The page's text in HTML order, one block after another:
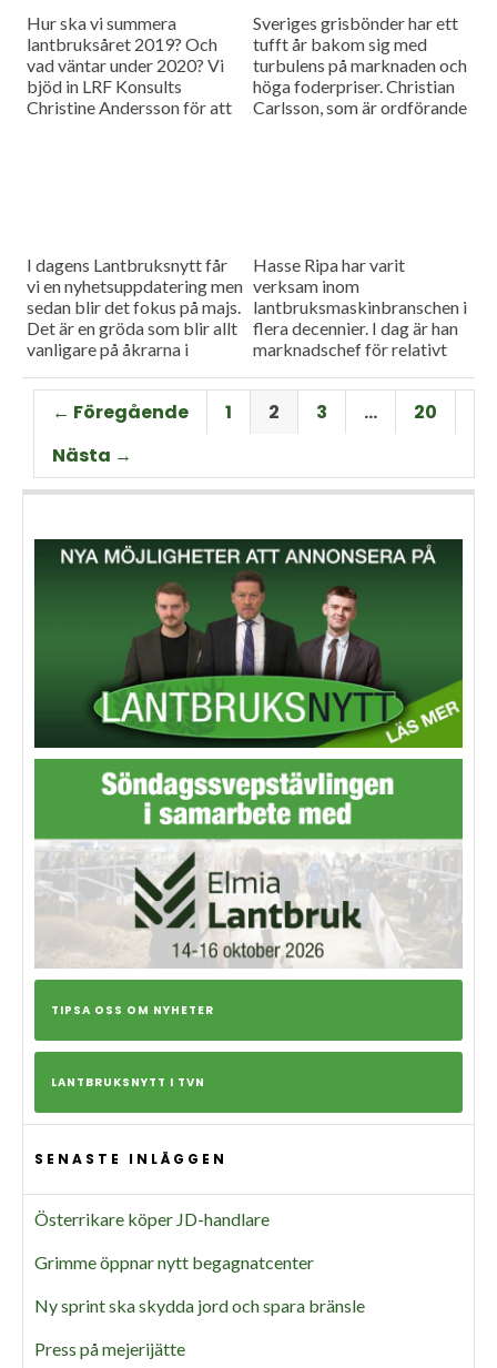
Hur ska vi summera
lantbruksåret 2019? Och
vad väntar under 2020? Vi
bjöd in LRF Konsults
Christine Andersson för att
Sveriges grisbönder har ett
tufft år bakom sig med
turbulens på marknaden och
höga foderpriser. Christian
Carlsson, som är ordförande
I dagens Lantbruksnytt får
vi en nyhetsuppdatering men
sedan blir det fokus på majs.
Det är en gröda som blir allt
vanligare på åkrarna i
som vet allt om majsens
fördelar, men också om
majsens utmaningar, är Hans
Thorell som började odla
grödan redan på 70-talet.
Hasse Ripa har varit
verksam inom
lantbruksmaskinbranschen i
flera decennier. I dag är han
marknadschef för relativt
Machinery med
huvudagenturen Claas. Hur
går det för Swedish Agro
← Föregående 1 2 3 …
20
Nästa →
TIPSA OSS OM NYHETER
LANTBRUKSNYTT I TVN
SENASTE INLÄGGEN
Österrikare köper JD-handlare
Grimme öppnar nytt begagnatcenter
Ny sprint ska skydda jord och spara bränsle
Press på mejerijätte